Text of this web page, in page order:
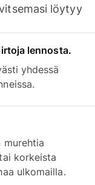
löytyy
lennosta.
yhdessä
murehtia
korkeista
ulkomailla.